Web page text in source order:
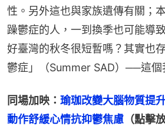
性。另外這也與家族遺傳有關；
躁鬱症的人，一到換季也可能導
好臺灣的秋冬很短暫嗎？其實也
鬱症」（Summer SAD）──這個
同場加映： 瑜珈改變大腦物質提
動作舒緩心情抗抑鬱焦慮 （點